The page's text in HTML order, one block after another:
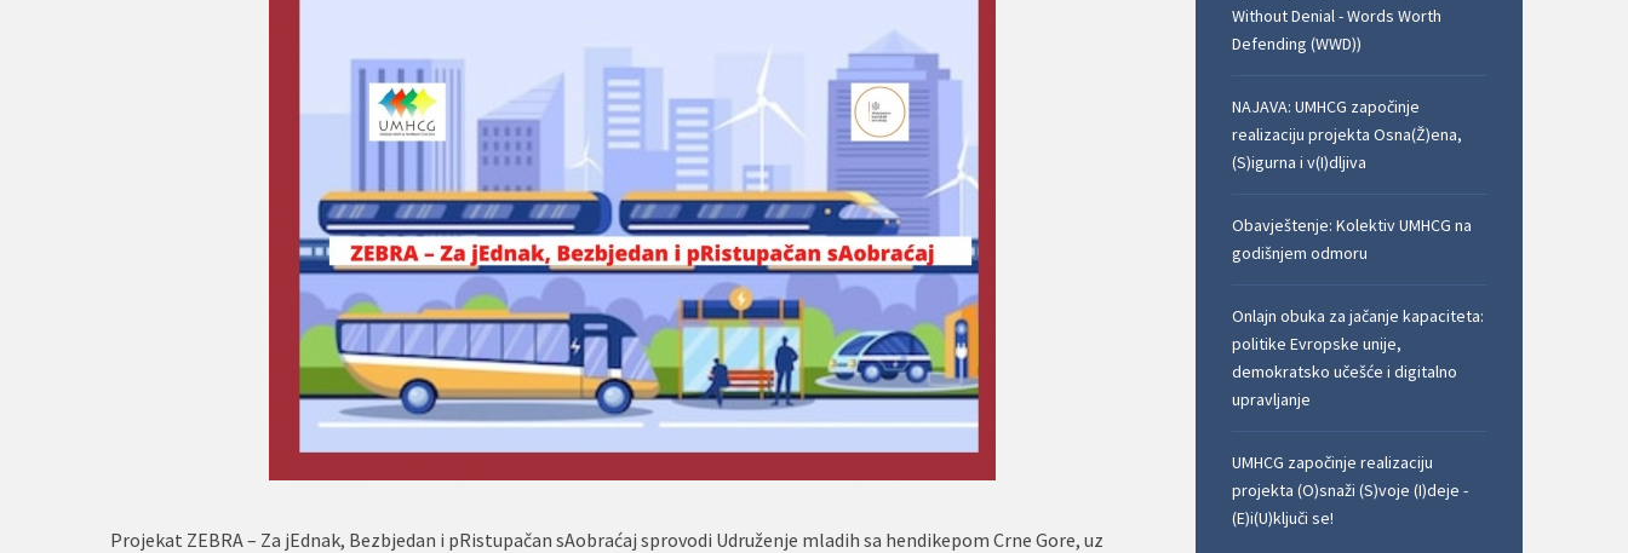
Projekat ZEBRA – Za jEdnak, Bezbjedan i pRistupačan sAobraćaj sprovodi Udruženje mladih sa hendikepom Crne Gore, uz
Without Denial - Words Worth
Defending (WWD))
NAJAVA: UMHCG započinje
realizaciju projekta Osna(Ž)ena,
(S)igurna i v(I)dljiva
Obavještenje: Kolektiv UMHCG na
godišnjem odmoru
Onlajn obuka za jačanje kapaciteta:
politike Evropske unije,
demokratsko učešće i digitalno
upravljanje
UMHCG započinje realizaciju
projekta (O)snaži (S)voje (I)deje -
(E)i(U)ključi se!